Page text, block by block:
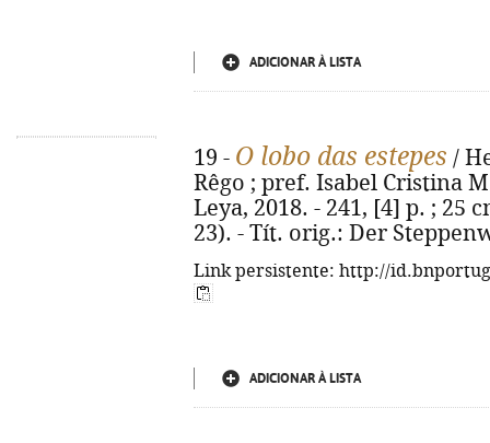
ADICIONAR À LISTA
19 - O lobo das estepes /
Rêgo ; pref. Isabel Cristina
Leya, 2018. - 241, [4] p. ; 25
23). - Tít. orig.: Der
Link persistente: http://
ADICIONAR À LISTA